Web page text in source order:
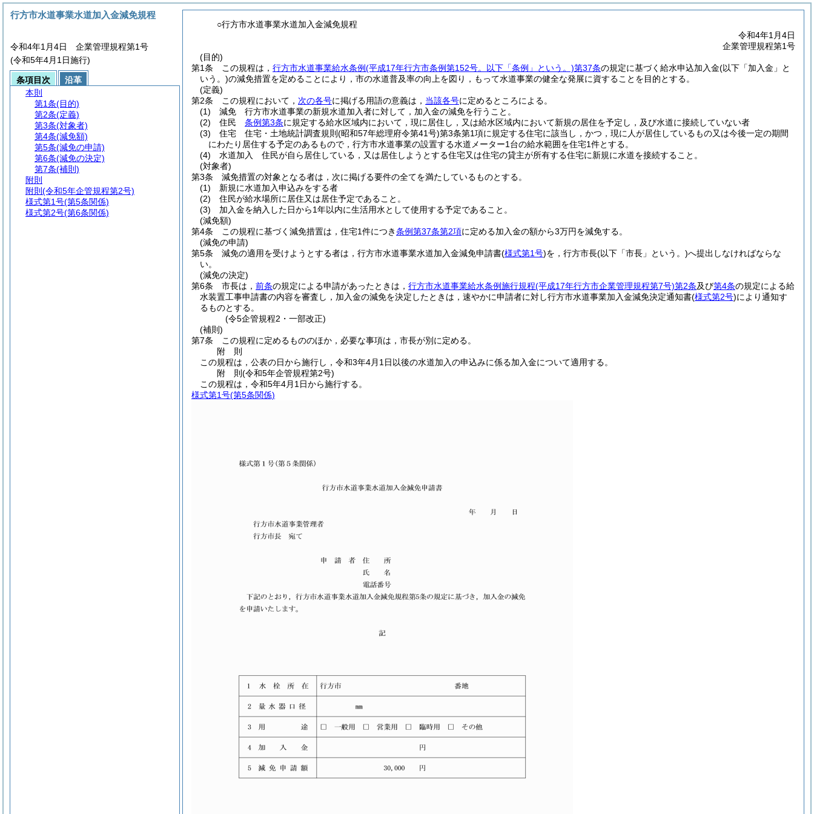
○行方市水道事業水道加入金減免規程
令和4年1月4日
企業管理規程第1号
(目的)
第1条
この規程は， 行方市水道事業給水条例(平成17年行方市条例第152号。以下「条例」という。)第37条の規定に基づく給水申込加入金(以下「加入金」と
いう。)の減免措置を定めることにより，市の水道普及率の向上を図り，もって水道事業の健全な発展に資することを目的とする。
(定義)
第2条
この規程において， 次の各号に掲げる用語の意義は， 当該各号に定めるところによる。
(1)
減免 行方市水道事業の新規水道加入者に対して，加入金の減免を行うこと。
(2)
住民 条例第3条に規定する給水区域内において，現に居住し，又は給水区域内において新規の居住を予定し，及び水道に接続していない者
(3)
住宅 住宅・土地統計調査規則 (昭和57年総理府令第41号)第3条第1項に規定する住宅に該当し，かつ，現に人が居住しているもの又は今後一定の期間
にわたり居住する予定のあるもので，行方市水道事業の設置する水道メーター1台の給水範囲を住宅1件とする。
(4)
水道加入 住民が自ら居住している，又は居住しようとする住宅又は住宅の貸主が所有する住宅に新規に水道を接続すること。
(対象者)
第3条
減免措置の対象となる者は，次に掲げる要件の全てを満たしているものとする。
(1)
新規に水道加入申込みをする者
(2)
住民が給水場所に居住又は居住予定であること。
(3)
加入金を納入した日から1年以内に生活用水として使用する予定であること。
(減免額)
第4条
この規程に基づく減免措置は，住宅1件につき条例第37条第2項に定める加入金の額から3万円を減免する。
(減免の申請)
第5条
減免の適用を受けようとする者は，行方市水道事業水道加入金減免申請書(様式第1号)を，行方市長(以下「市長」という。)へ提出しなければならな
い。
(減免の決定)
第6条
市長は， 前条の規定による申請があったときは， 行方市水道事業給水条例施行規程(平成17年行方市企業管理規程第7号)第2条及び第4条の規定による給
水装置工事申請書の内容を審査し，加入金の減免を決定したときは，速やかに申請者に対し行方市水道事業加入金減免決定通知書(様式第2号)により通知す
るものとする。
(令5企管規程2・一部改正)
(補則)
第7条
この規程に定めるもののほか，必要な事項は，市長が別に定める。
附 則
この規程は，公表の日から施行し，令和3年4月1日以後の水道加入の申込みに係る加入金について適用する。
附 則(令和5年企管規程第2号)
この規程は，令和5年4月1日から施行する。
様式第1号(第5条関係)
行方市水道事業水道加入金減免規程
令和4年1月4日 企業管理規程第1号
(令和5年4月1日施行)
条項目次
沿革
本則
第1条(目的)
第2条(定義)
第3条(対象者)
第4条(減免額)
第5条(減免の申請)
第6条(減免の決定)
第7条(補則)
附則
附則 (令和5年企管規程第2号)
様式第1号(第5条関係)
様式第2号(第6条関係)